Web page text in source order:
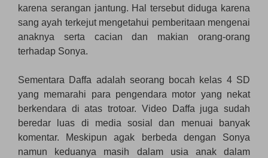
karena serangan jantung. Hal tersebut diduga karena
sang ayah terkejut mengetahui pemberitaan mengenai
anaknya serta cacian dan makian orang-orang
terhadap Sonya.
Sementara Daffa adalah seorang bocah kelas 4 SD
yang memarahi para pengendara motor yang nekat
berkendara di atas trotoar. Video Daffa juga sudah
beredar luas di media sosial dan menuai banyak
komentar. Meskipun agak berbeda dengan Sonya
namun keduanya masih dalam usia anak dalam